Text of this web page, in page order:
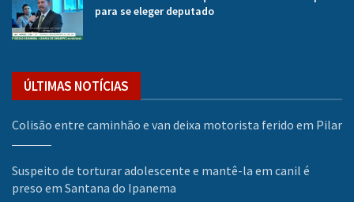
para se eleger deputado
ÚLTIMAS NOTÍCIAS
Colisão entre caminhão e van deixa motorista ferido em Pilar
Suspeito de torturar adolescente e mantê-la em canil é
preso em Santana do Ipanema